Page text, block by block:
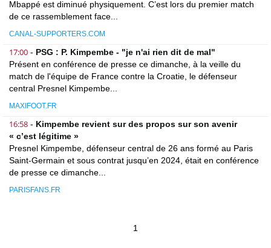
Mbappé est diminué physiquement. C’est lors du premier match
de ce rassemblement face...
CANAL-SUPPORTERS.COM
17:00 - PSG : P. Kimpembe - "je n'ai rien dit de mal"
Présent en conférence de presse ce dimanche, à la veille du
match de l'équipe de France contre la Croatie, le défenseur
central Presnel Kimpembe...
MAXIFOOT.FR
16:58 - Kimpembe revient sur des propos sur son avenir
« c’est légitime »
Presnel Kimpembe, défenseur central de 26 ans formé au Paris
Saint-Germain et sous contrat jusqu’en 2024, était en conférence
de presse ce dimanche...
PARISFANS.FR
1